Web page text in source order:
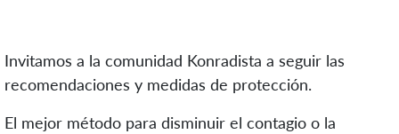
Invitamos a la comunidad Konradista a seguir las
recomendaciones y medidas de protección.
El mejor método para disminuir el contagio o la